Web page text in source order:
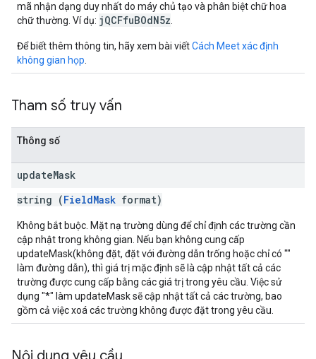
mã nhận dạng duy nhất do máy chủ tạo và phân biệt chữ hoa
chữ thường. Ví dụ: jQCFfuBOdN5z
Để biết thêm thông tin, hãy xem bài viếtCách Meet xác định
không gian họp
Tham số truy vấn
Thông số
updateMask
string (FieldMask format)
Không bắt buộc. Mặt nạ trường dùng để chỉ định các trường cần
cập nhật trong không gian. Nếu bạn không cung cấp
updateMask(không đặt, đặt với đường dẫn trống hoặc chỉ có ""
làm đường dẫn), thì giá trị mặc định sẽ là cập nhật tất cả các
trường được cung cấp bằng các giá trị trong yêu cầu. Việc sử
dụng "*" làm updateMask sẽ cập nhật tất cả các trường, bao
gồm cả việc xoá các trường không được đặt trong yêu cầu.